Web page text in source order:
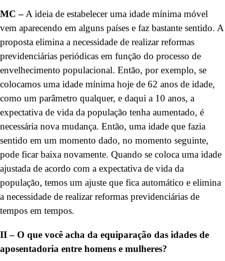
MC – A ideia de estabelecer uma idade mínima móvel
vem aparecendo em alguns países e faz bastante sentido. A
proposta elimina a necessidade de realizar reformas
previdenciárias periódicas em função do processo de
envelhecimento populacional. Então, por exemplo, se
colocamos uma idade mínima hoje de 62 anos de idade,
como um parâmetro qualquer, e daqui a 10 anos, a
expectativa de vida da população tenha aumentado, é
necessária nova mudança. Então, uma idade que fazia
sentido em um momento dado, no momento seguinte,
pode ficar baixa novamente. Quando se coloca uma idade
ajustada de acordo com a expectativa de vida da
população, temos um ajuste que fica automático e elimina
a necessidade de realizar reformas previdenciárias de
tempos em tempos.
II – O que você acha da equiparação das idades de
aposentadoria entre homens e mulheres?